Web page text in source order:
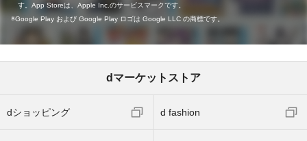
す。App Storeは、Apple Inc.のサービスマークです。
Google Play および Google Play ロゴは Google LLC の商標です。
dマーケットストア
dショッピング d fashion